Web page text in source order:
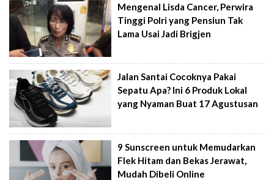
Mengenal Lisda Cancer, Perwira
Tinggi Polri yang Pensiun Tak
Lama Usai Jadi Brigjen
Jalan Santai Cocoknya Pakai
Sepatu Apa? Ini 6 Produk Lokal
yang Nyaman Buat 17 Agustusan
9 Sunscreen untuk Memudarkan
Flek Hitam dan Bekas Jerawat,
Mudah Dibeli Online